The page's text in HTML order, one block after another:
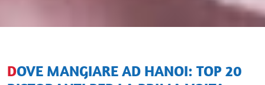
DOVE MANGIARE AD HANOI: TOP 20